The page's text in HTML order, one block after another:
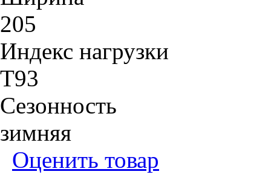
205
Индекс нагрузки
T93
Сезонность
зимняя
Оценить товар